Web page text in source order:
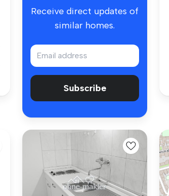
Receive direct updates of
similar homes.
Subscribe